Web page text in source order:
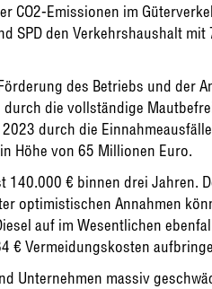
CO2-Emissionen im
SPD den Verkehrshaushalt mit
des Betriebs und der
durch die vollständige
durch die
Höhe von 65 Millionen Euro.
€ binnen drei Jahren.
optimistischen Annahmen
auf im Wesentlichen
€ Vermeidungskosten
Unternehmen massiv